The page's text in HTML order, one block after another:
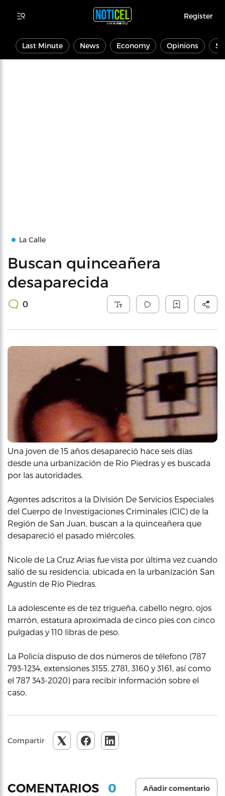
Register
Last Minute News Economy Opinions
La Calle
Buscan quinceañera
desaparecida
0
Una joven de 15 años desapareció hace seis días
desde una urbanización de Río Piedras y es buscada
por las autoridades.
Agentes adscritos a la División De Servicios Especiales
del Cuerpo de Investigaciones Criminales (CIC) de la
Región de San Juan, buscan a la quinceañera que
desapareció el pasado miércoles.
Nicole de La Cruz Arias fue vista por última vez cuando
salió de su residencia, ubicada en la urbanización San
Agustín de Río Piedras.
La adolescente es de tez trigueña, cabello negro, ojos
marrón, estatura aproximada de cinco pies con cinco
pulgadas y 110 libras de peso.
La Policía dispuso de dos números de télefono (787
793-1234, extensiones 3155, 2781, 3160 y 3161, así como
el 787 343-2020) para recibir información sobre el
caso.
Compartir
COMENTARIOS 0 Añadir comentario